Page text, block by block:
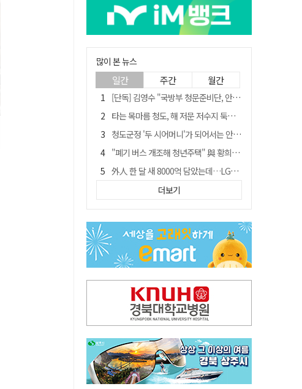
많이 본 뉴스
일간 주간 월간
[단독] 김영수 "국방부 청문준비단, 안규백 탈영 알고있었다"
타는 목마름 청도, 해 저문 저수지 둑에 군수가 서 있었다
청도군정 '두 시어머니'가 되어서는 안된다
"폐기 버스 개조해 청년주택" 與 황희…'딸 학비는 年 4200만원'
外人 한 달 새 8000억 담았는데…LG이노텍 목표주가는 왜 엇갈릴까
임시휴업 들어갔던 홈플러스 영주점, 7일 영업 재개…지하 1층만 운영
SK하이닉스, 주당 375원 분기 배당 공시…"3분기 중 주주환원 방안 확정"
이의준 전 경북도 새마을봉사과장, 제28대 울릉군 부군수 취임
"상법개정해도 주주가 '봉'"…하이닉스 솔리다임 상장설에 술렁[개미와글와글]
더보기